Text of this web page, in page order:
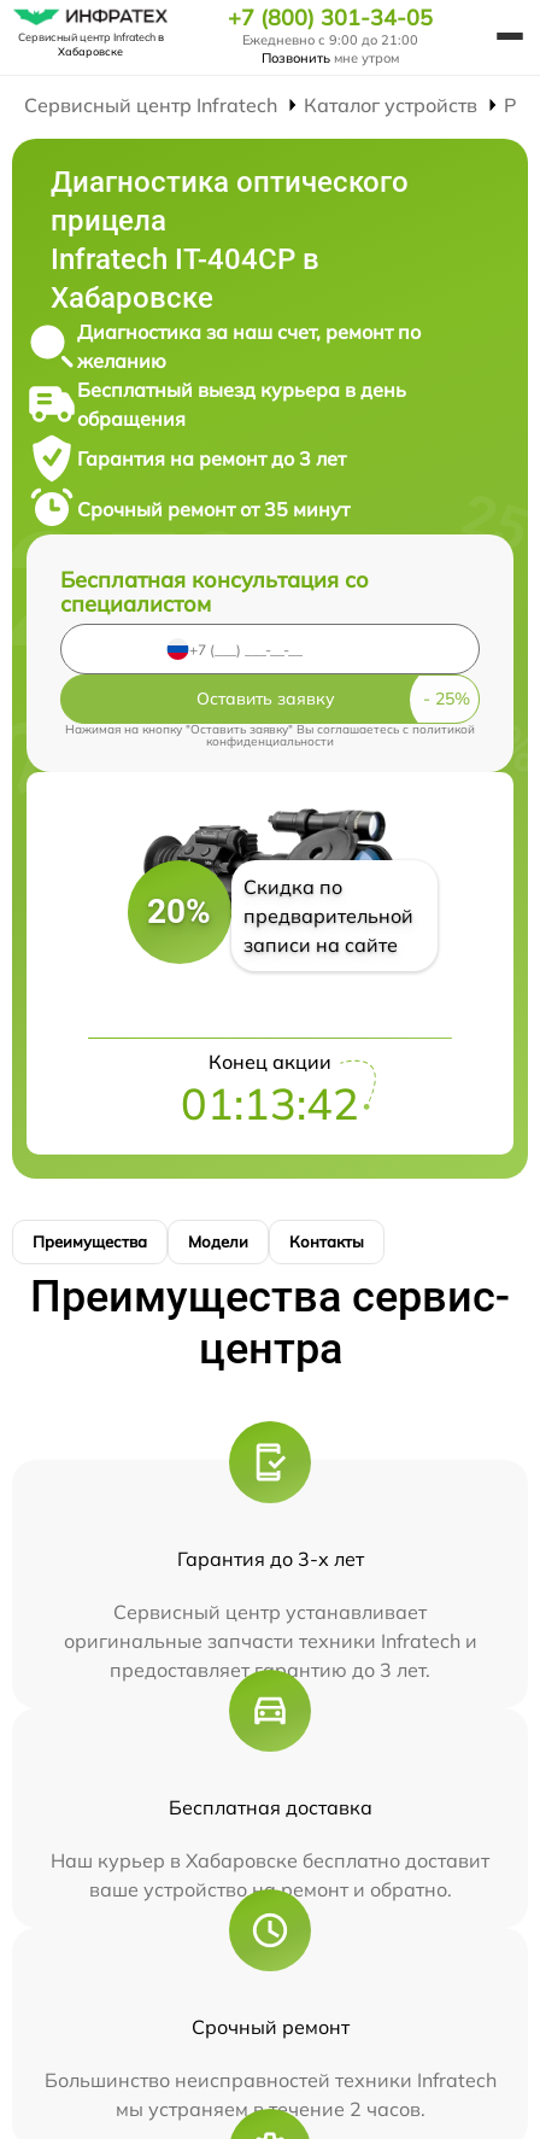
Сервисный центр Infratechв
Хабаровске
+7 (800) 301-34-05
Ежедневно с 9:00 до 21:00
Позвонить мне утром
Сервисный центр Infratech Каталог устройств
Диагностика оптического
прицела
Infratech IT-404CP в
Хабаровске
Диагностика за наш счет, ремонт по
желанию
Бесплатный выезд курьера в день
обращения
Гарантия на ремонт до 3 лет
Срочный ремонт от 35 минут
Бесплатная консультация со
специалистом
Оставить заявку
Нажимая на кнопку "Оставить заявку" Вы соглашаетесь cполитикой
конфиденциальности
20%
Скидка по
предварительной
записи на сайте
Конец акции
01:13:42
Преимущества Модели Контакты
Преимущества сервис-
центра
Гарантия до 3-х лет
Сервисный центр устанавливает
оригинальные запчасти техники Infratech и
предоставляет гарантию до 3 лет.
Бесплатная доставка
Наш курьер в Хабаровске бесплатно доставит
ваше устройство на ремонт и обратно.
Срочный ремонт
Большинство неисправностей техники Infratech
мы устраняем в течение 2 часов.